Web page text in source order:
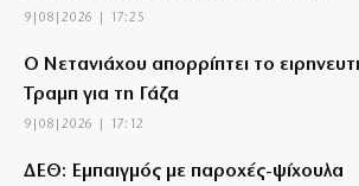
9|08|2026 | 17:25
Ο Νετανιάχου απορρίπτει το
Τραμπ για τη Γάζα
9|08|2026 | 17:12
ΔΕΘ: Εμπαιγμός με παροχές-ψίχουλα